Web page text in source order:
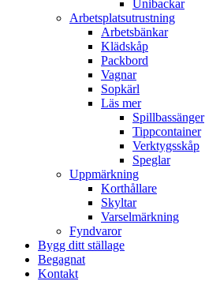
Unibackar
Arbetsplatsutrustning
Arbetsbänkar
Klädskåp
Packbord
Vagnar
Sopkärl
Läs mer
Spillbassänger
Tippcontainer
Verktygsskåp
Speglar
Uppmärkning
Korthållare
Skyltar
Varselmärkning
Fyndvaror
Bygg ditt ställage
Begagnat
Kontakt